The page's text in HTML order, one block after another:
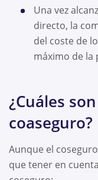
Una vez
directo, la
del coste de
máximo de la
¿Cuáles
coaseguro?
Aunque el
que tener en